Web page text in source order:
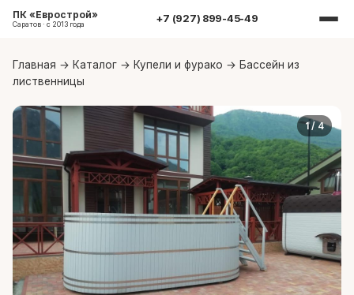
ПК «Еврострой»
Саратов · с 2013 года +7 (927) 899-45-49
Главная → Каталог → Купели и фурако → Бассейн из
лиственницы
1/ 4